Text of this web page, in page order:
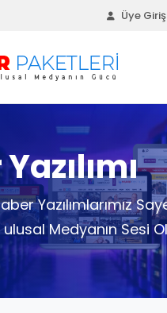
Üye
Yazılımlarımız
Medyanın Sesi